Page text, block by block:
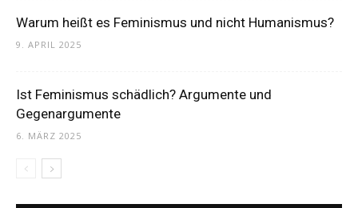
Warum heißt es Feminismus und nicht Humanismus?
9. APRIL 2025
Ist Feminismus schädlich? Argumente und
Gegenargumente
6. MÄRZ 2025